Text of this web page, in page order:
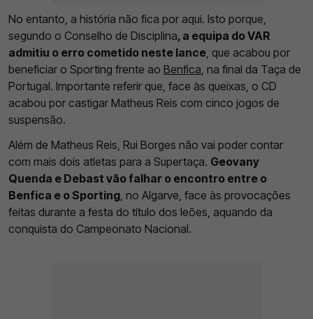
No entanto, a história não fica por aqui. Isto porque,
segundo o Conselho de Disciplina, a equipa do VAR
admitiu o erro cometido neste lance, que acabou por
beneficiar o Sporting frente ao Benfica, na final da Taça de
Portugal. Importante referir que, face às queixas, o CD
acabou por castigar Matheus Reis com cinco jogos de
suspensão.
Além de Matheus Reis, Rui Borges não vai poder contar
com mais dois atletas para a Supertaça. Geovany
Quenda e Debast vão falhar o encontro entre o
Benfica e o Sporting, no Algarve, face às provocações
feitas durante a festa do título dos leões, aquando da
conquista do Campeonato Nacional.